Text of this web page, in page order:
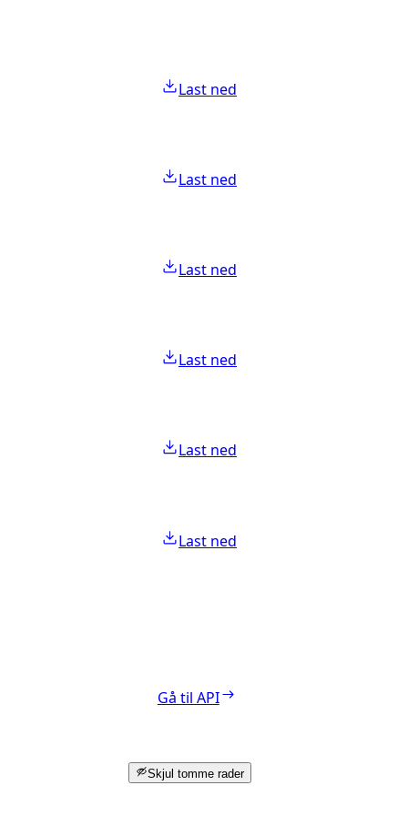
Last ned
Last ned
Last ned
Last ned
Last ned
Last ned
Gå til API
Skjul tomme rader